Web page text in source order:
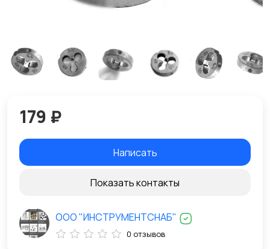
179 ₽
Написать
Показать контакты
ООО "ИНСТРУМЕНТСНАБ"
0 отзывов